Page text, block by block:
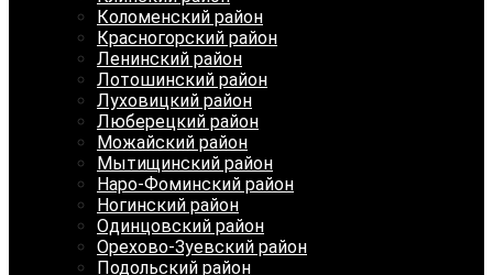
Коломенский район
Красногорский район
Ленинский район
Лотошинский район
Луховицкий район
Люберецкий район
Можайский район
Мытищинский район
Наро-Фоминский район
Ногинский район
Одинцовский район
Орехово-Зуевский район
Подольский район